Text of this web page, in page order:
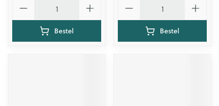
Bestel Bestel